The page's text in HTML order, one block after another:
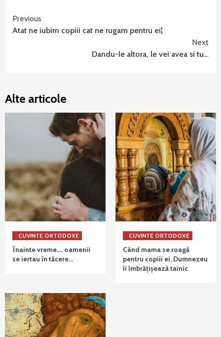
Continue
Reading
Previous
Atat ne iubim copiii cat ne rugam pentru ei¦
Next
Dandu-le altora, le vei avea si tu…
Alte articole
CUVINTE ORTODOXE
Înainte vreme,… oamenii
se iertau în tăcere…
CUVINTE ORTODOXE
Când mama se roagă
pentru copiii ei, Dumnezeu
îi îmbrățișează tainic